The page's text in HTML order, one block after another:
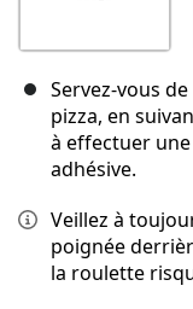
Servez-vous
pizza, en
à effectuer
adhésive.
Veillez à
poignée
la roulette